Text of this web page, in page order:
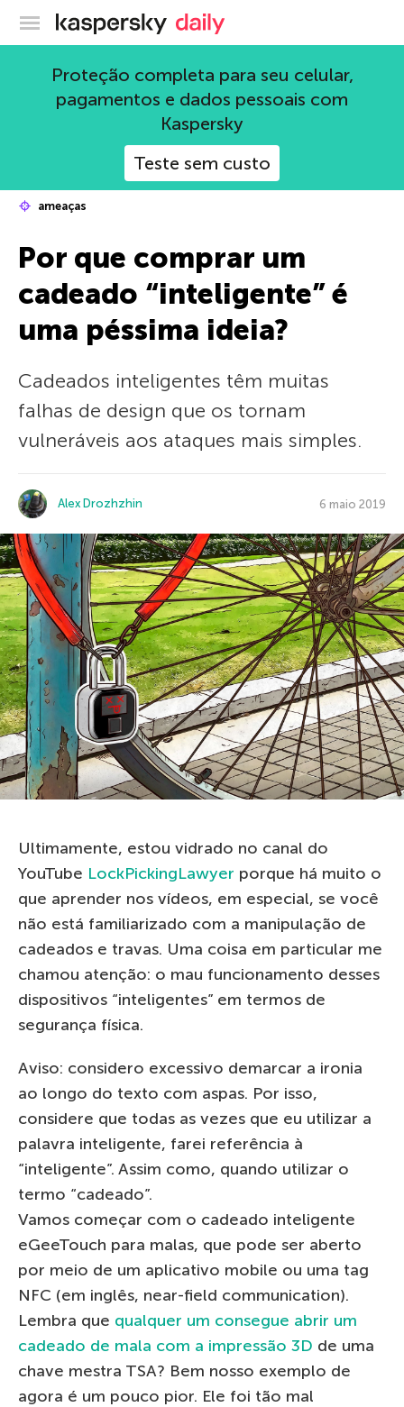
Blog oficial da Kaspersky
Proteção completa para seu celular,
pagamentos e dados pessoais com
Kaspersky
Teste sem custo
ameaças
Por que comprar um
cadeado “inteligente” é
uma péssima ideia?
Cadeados inteligentes têm muitas
falhas de design que os tornam
vulneráveis ​​aos ataques mais simples.
Alex Drozhzhin 6 maio 2019
Ultimamente, estou vidrado no canal do
YouTube LockPickingLawyer porque há muito o
que aprender nos vídeos, em especial, se você
não está familiarizado com a manipulação de
cadeados e travas. Uma coisa em particular me
chamou atenção: o mau funcionamento desses
dispositivos “inteligentes” em termos de
segurança física.
Aviso: considero excessivo demarcar a ironia
ao longo do texto com aspas. Por isso,
considere que todas as vezes que eu utilizar a
palavra inteligente, farei referência à
“inteligente”. Assim como, quando utilizar o
termo “cadeado”.
Vamos começar com o cadeado inteligente
eGeeTouch para malas, que pode ser aberto
por meio de um aplicativo mobile ou uma tag
NFC (em inglês, near-field communication).
Lembra que qualquer um consegue abrir um
cadeado de mala com a impressão 3D de uma
chave mestra TSA? Bem nosso exemplo de
agora é um pouco pior. Ele foi tão mal